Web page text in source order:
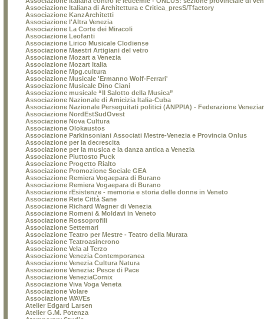
Associazione Italiana di Architettura e Critica_presS/Tfactory
Associazione KanzArchitetti
Associazione l'Altra Venezia
Associazione La Corte dei Miracoli
Associazione Leofanti
Associazione Lirico Musicale Clodiense
Associazione Maestri Artigiani del vetro
Associazione Mozart a Venezia
Associazione Mozart Italia
Associazione Mpg.cultura
Associazione Musicale 'Ermanno Wolf-Ferrari'
Associazione Musicale Dino Ciani
Associazione musicale “Il Salotto della Musica”
Associazione Nazionale di Amicizia Italia-Cuba
Associazione Nazionale Perseguitati politici (ANPPIA) - Federazione
Associazione NordEstSudOvest
Associazione Nova Cultura
Associazione Olokaustos
Associazione Parkinsoniani Associati Mestre-Venezia e Provincia Onlus
Associazione per la decrescita
Associazione per la musica e la danza antica a Venezia
Associazione Piuttosto Puck
Associazione Progetto Rialto
Associazione Promozione Sociale GEA
Associazione Remiera Vogaepara di Burano
Associazione Remiera Vogaepara di Burano
Associazione rEsistenze - memoria e storia delle donne in Veneto
Associazione Rete Città Sane
Associazione Richard Wagner di Venezia
Associazione Romeni & Moldavi in Veneto
Associazione Rossoprofili
Associazione Settemari
Associazione Teatro per Mestre - Teatro della Murata
Associazione Teatroasincrono
Associazione Vela al Terzo
Associazione Venezia Contemporanea
Associazione Venezia Cultura Natura
Associazione Venezia: Pesce di Pace
Associazione VeneziaComix
Associazione Viva Voga Veneta
Associazione Volare
Associazione WAVEs
Atelier Edgard Larsen
Atelier G.M. Potenza